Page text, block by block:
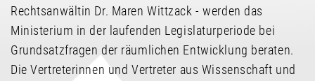
Rechtsanwältin Dr. Maren Wittzack - werden das
Ministerium in der laufenden Legislaturperiode bei
Grundsatzfragen der räumlichen Entwicklung beraten.
Die Vertreterinnen und Vertreter aus Wissenschaft und